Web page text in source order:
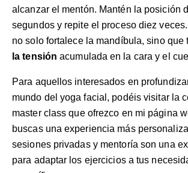
alcanzar el mentón. Mantén la posición
segundos y repite el proceso diez
no solo fortalece la mandíbula, sino que
la tensión acumulada en la cara y el
Para aquellos interesados en
mundo del yoga facial, podéis visitar la
master class que ofrezco en mi página
buscas una experiencia más
sesiones privadas y mentoría son una
para adaptar los ejercicios a tus